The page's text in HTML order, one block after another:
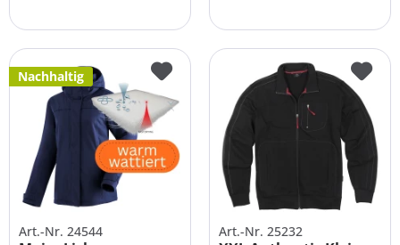
Nachhaltig
Art.-Nr. 24544 Art.-Nr. 25232